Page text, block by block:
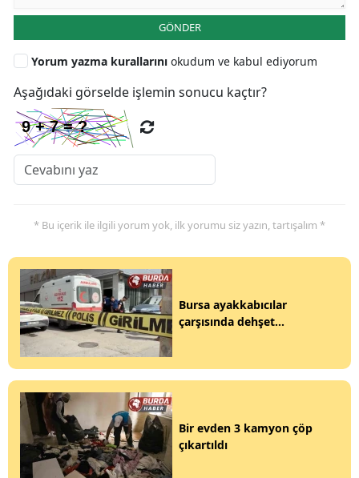
GÖNDER
Yorum yazma kurallarını okudum ve kabul ediyorum
Aşağıdaki görselde işlemin sonucu kaçtır?
* Bu içerik ile ilgili yorum yok, ilk yorumu siz yazın, tartışalım *
Bursa ayakkabıcılar
çarşısında dehşet...
Bir evden 3 kamyon çöp
çıkartıldı